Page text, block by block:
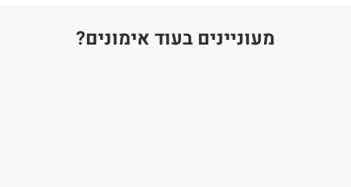
מעוניינים בעוד אימונים?